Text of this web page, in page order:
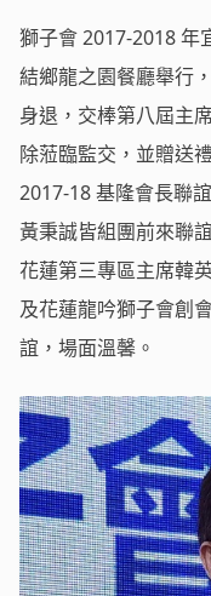
獅子會 2017-2018 年
結鄉龍之園餐廳舉行
身退，交棒第八屆主
除蒞臨監交，並贈送
2017-18 基隆會長聯
黃秉誠皆組團前來聯
花蓮第三專區主席韓
及花蓮龍吟獅子會創
誼，場面溫馨。